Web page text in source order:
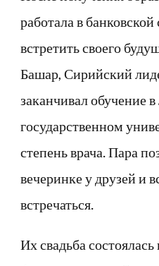
работала в
встретить своего
Башар, Сирийский
заканчивал обучение
государственном
степень врача. Пара
вечеринке у друзей и
встречаться.
Их свадьба